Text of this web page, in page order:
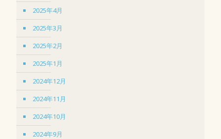
2025年4月
2025年3月
2025年2月
2025年1月
2024年12月
2024年11月
2024年10月
2024年9月